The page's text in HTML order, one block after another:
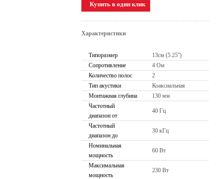
Характеристики
Типоразмер
13см (5.25'')
Сопротивление
4 Ом
Количество полос
2
Тип акустики
Коаксиальная
Монтажная глубина
130 мм
Частотный
диапазон от
40 Гц
Частотный
диапазон до
30 кГц
Номинальная
мощность
60 Вт
Максимальная
мощность
230 Вт